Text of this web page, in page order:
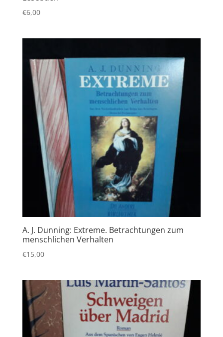
€6,00
A. J. Dunning: Extreme. Betrachtungen zum
menschlichen Verhalten
€15,00